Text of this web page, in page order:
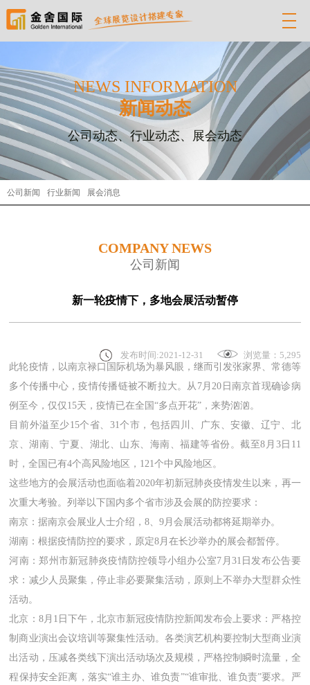
NEWS INFORMATION
新闻动态
公司动态、行业动态、展会动态
公司新闻 行业新闻 展会消息
COMPANY NEWS
公司新闻
新一轮疫情下，多地会展活动暂停
发布时间:2021-12-31
浏览量：5,295
此轮疫情，以南京禄口国际机场为暴风眼，继而引发张家界、常德等
多个传播中心，疫情传播链被不断拉大。从7月20日南京首现确诊病
例至今，仅仅15天，疫情已在全国“多点开花”，来势汹汹。
目前外溢至少15个省、31个市，包括四川、广东、安徽、辽宁、北
京、湖南、宁夏、湖北、山东、海南、福建等省份。截至8月3日11
时，全国已有4个高风险地区，121个中风险地区。
这些地方的会展活动也面临着2020年初新冠肺炎疫情发生以来，再一
次重大考验。列举以下国内多个省市涉及会展的防控要求：
南京：据南京会展业人士介绍，8、9月会展活动都将延期举办。
湖南：根据疫情防控的要求，原定8月在长沙举办的展会都暂停。
河南：郑州市新冠肺炎疫情防控领导小组办公室7月31日发布公告要
求：减少人员聚集，停止非必要聚集活动，原则上不举办大型群众性
活动。
北京：8月1日下午，北京市新冠疫情防控新闻发布会上要求：严格控
制商业演出会议培训等聚集性活动。各类演艺机构要控制大型商业演
出活动，压减各类线下演出活动场次及规模，严格控制瞬时流量，全
程保持安全距离，落实“谁主办、谁负责”“谁审批、谁负责”要求。严